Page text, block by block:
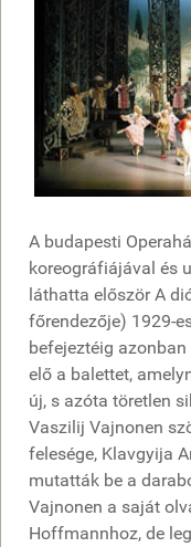
A budapesti
koreográfiájával és
láthatta először A
főrendezője) 1929-
befejeztéig
elő a balettet,
új, s azóta töretlen
Vaszilij Vajnonen
felesége, Klavgyija
mutatták be a
Vajnonen a saját
Hoffmannhoz, de